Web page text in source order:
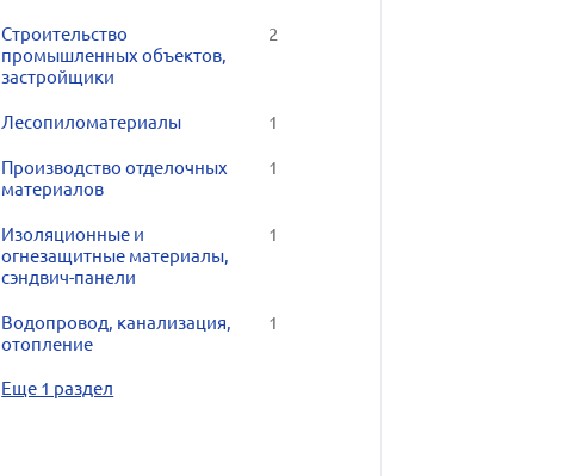
Строительство
промышленных объектов,
застройщики
2
Лесопиломатериалы 1
Производство отделочных
материалов
1
Изоляционные и
огнезащитные материалы,
сэндвич-панели
1
Водопровод, канализация,
отопление
1
Еще 1 раздел